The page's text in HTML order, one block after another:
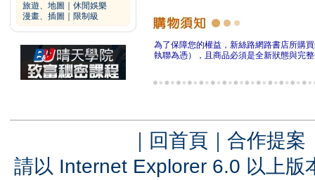
旅遊、地圖
休閒娛樂
漫畫、插圖
限制級
為了保障您的權益，新絲路網路書店所購
執聯為憑），且商品必須是全新狀態與完
｜ 回首頁 ｜ 合作提案
請以 Internet Explorer 6.0 以上